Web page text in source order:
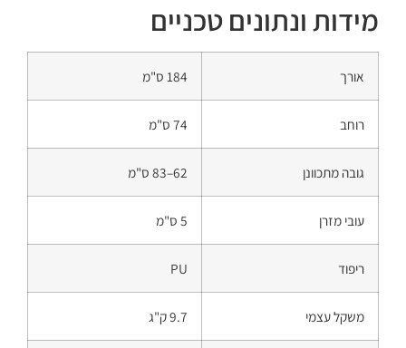
מידות ונתונים טכניים
אורך 184 ס"מ
רוחב 74 ס"מ
גובה מתכוונן 62–83 ס"מ
עובי מזרן 5 ס"מ
ריפוד PU
משקל עצמי 9.7 ק"ג